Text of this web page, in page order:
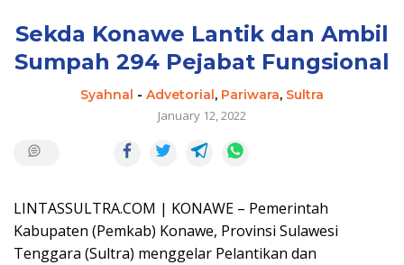
Sekda Konawe Lantik dan Ambil
Sumpah 294 Pejabat Fungsional
Syahnal - Advetorial, Pariwara, Sultra
January 12, 2022
LINTASSULTRA.COM | KONAWE – Pemerintah
Kabupaten (Pemkab) Konawe, Provinsi Sulawesi
Tenggara (Sultra) menggelar Pelantikan dan